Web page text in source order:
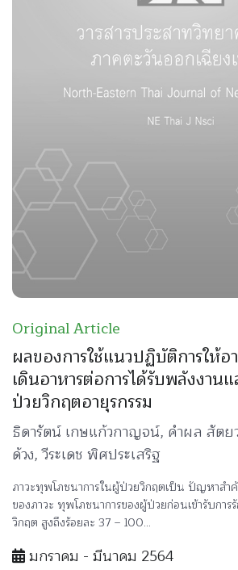
Original Article
ผลของการใช้แนวปฏิบัติการให้อ
เดินอาหารต่อการได้รับพลังงาน
ป่วยวิกฤตอายุรกรรม
ธิดารัตน์ เกษแก้วกาญจน์, คำผล สัต
ด้วง, วีระเดช พิศประเสริฐ
ภาวะทุพโภชนาการในผู้ป่วยวิกฤตเป็น ปัญหาส
ของภาวะ ทุพโภชนาการของผู้ป่วยก่อนเข้ารับกา
วิกฤต สูงถึงร้อยละ 37 – 100...
มกราคม - มีนาคม 2564